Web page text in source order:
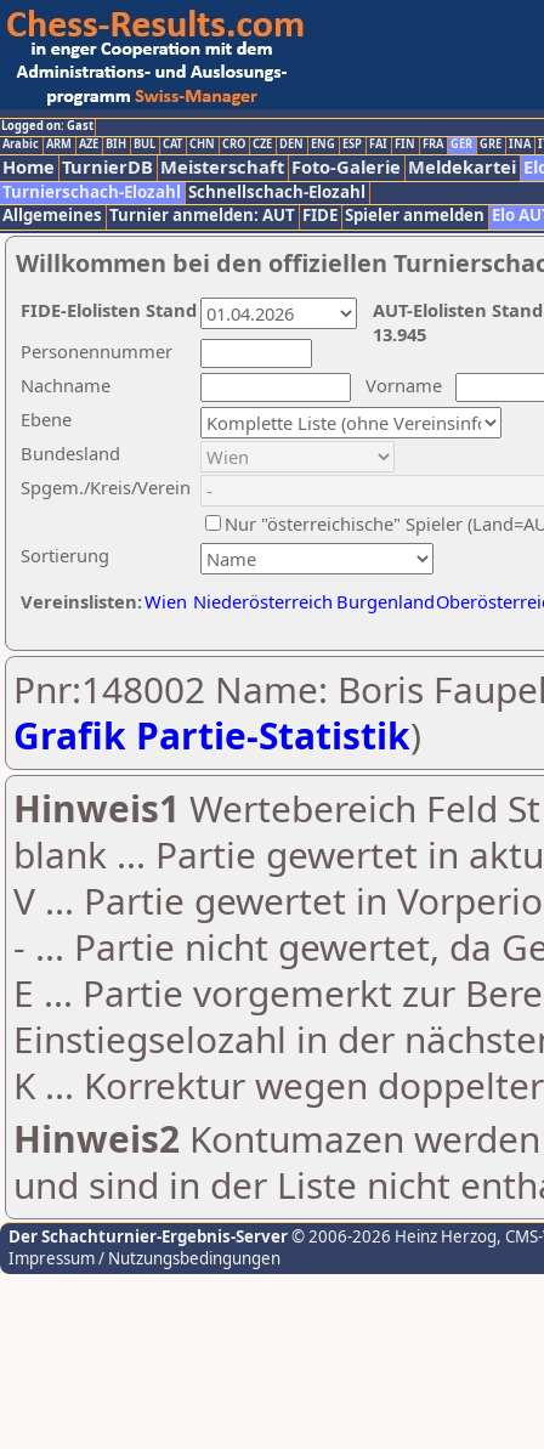
Logged on: Gast
Arabic ARM AZE BIH BUL CAT CHN CRO CZE DEN ENG ESP FAI FIN FRA GER GRE INA
Home TurnierDB Meisterschaft Foto-Galerie Meldekartei
Turnierschach-Elozahl Schnellschach-Elozahl
Allgemeines Turnier anmelden: AUT FIDE Spieler anmelden Elo
Willkommen bei den offiziellen
Nachname
Vorname
Ebene
Sortierung
Personennummer
Bundesland
Spgem./Kreis/Verein
Nur "österreichische" Spieler
Vereinslisten:Wien Niederösterreich Burgenland
AUT-Elolisten
13.945
FIDE-Elolisten Stand
Pnr:148002 Name: Boris
Grafik Partie-Statistik)
Hinweis1 Wertebereich Feld
blank ... Partie gewertet in
V ... Partie gewertet in
- ... Partie nicht gewertet, da
E ... Partie vorgemerkt zur
Einstiegselozahl in der
K ... Korrektur wegen
Hinweis2 Kontumazen
und sind in der Liste nicht
Der Schachturnier-Ergebnis-Server© 2006-2026 Heinz Herzog,
Impressum / Nutzungsbedingungen